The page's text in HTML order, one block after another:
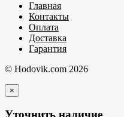
Главная
Контакты
Оплата
Доставка
Гарантия
© Hodovik.com 2026
×
Уточнить наличие